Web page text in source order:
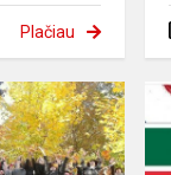
Plačiau